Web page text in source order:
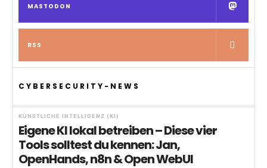
MASTODON
RSS
CYBERSECURITY-NEWS
KÜNSTLICHE INTELLIGENZ (KI)
Eigene KI lokal betreiben – Diese vier
Tools solltest du kennen: Jan,
OpenHands, n8n & Open WebUI